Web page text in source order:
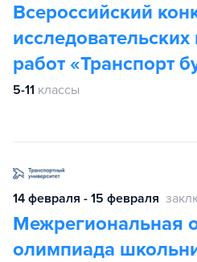
Всероссийский
работ «Транспорт
5-11 классы
14 февраля - 15 февраля
Межрегиональная
олимпиада